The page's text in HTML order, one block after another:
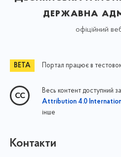
державна
офіційний
Портал працює в
Весь контент доступний
Attribution 4.0
інше
Контакти